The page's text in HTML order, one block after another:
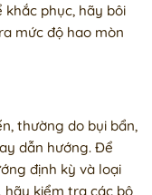
phục, hãy bôi
mức độ hao mòn
thường do bụi bẩn,
dẫn hướng. Để
định kỳ và loại
hãy kiểm tra các bộ